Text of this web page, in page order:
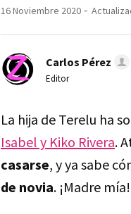
16 Noviembre 2020
Carlos Pérez
Editor
La hija de Terelu ha
Isabel y Kiko Rivera.
casarse, y ya sabe
de novia. ¡Madre mía!